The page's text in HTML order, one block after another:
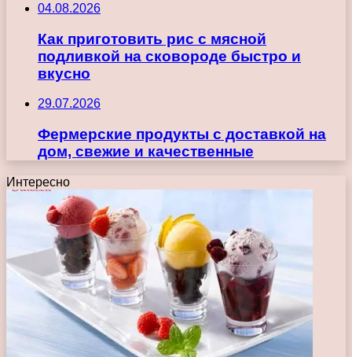
04.08.2026
Как приготовить рис с мясной
подливкой на сковороде быстро и
вкусно
29.07.2026
Фермерские продукты с доставкой на
дом, свежие и качественные
Интересно